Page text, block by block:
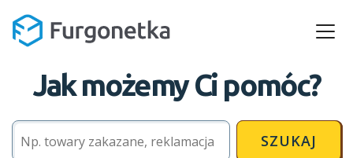
Jak możemy Ci pomóc?
SZUKAJ